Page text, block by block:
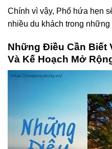
Chính vì vậy, Phố hứa hẹn
nhiều du khách trong những
Những Điều Cần Biết
Và Kế Hoạch Mở